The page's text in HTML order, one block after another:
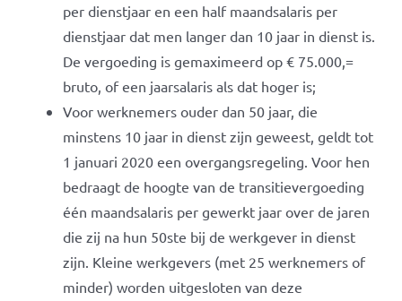
per dienstjaar en een half maandsalaris per
dienstjaar dat men langer dan 10 jaar in dienst is.
De vergoeding is gemaximeerd op € 75.000,=
bruto, of een jaarsalaris als dat hoger is;
Voor werknemers ouder dan 50 jaar, die
minstens 10 jaar in dienst zijn geweest, geldt tot
1 januari 2020 een overgangsregeling. Voor hen
bedraagt de hoogte van de transitievergoeding
één maandsalaris per gewerkt jaar over de jaren
die zij na hun 50ste bij de werkgever in dienst
zijn. Kleine werkgevers (met 25 werknemers of
minder) worden uitgesloten van deze